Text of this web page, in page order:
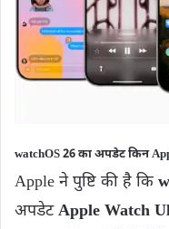
watchOS 26 का अपडेट किन
Apple ने पुष्टि की है कि
अपडेटApple Watch